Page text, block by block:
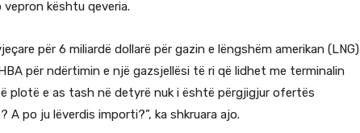
kështu qeveria.
për 6 miliardë dollarë për gazin e lëngshëm amerikan (LNG)
për ndërtimin e një gazsjellësi të ri që lidhet me terminalin
plotë e as tash në detyrë nuk i është përgjigjur ofertës
po ju lëverdis importi?”, ka shkruara ajo.